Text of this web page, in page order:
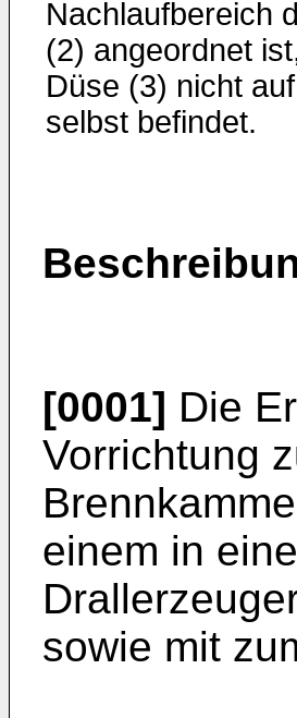
Nachlaufbereich
(2) angeordnet
Düse (3) nicht
selbst befindet.
[0001] Die
Vorrichtung
einem in
sowie mit